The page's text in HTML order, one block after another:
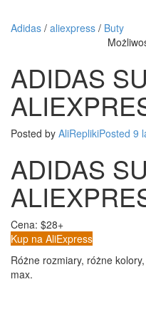
Adidas / aliexpress / Buty
ADIDAS
Posted by AliReplikiPosted 9
ADIDAS
Cena: $28+
Kup na AliExpress
Różne rozmiary, różne
max.